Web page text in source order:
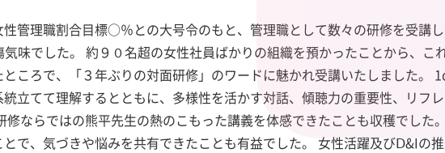
管理職割合目標○％との大号令のもと、管理職として数々の研修を受講
味でした。 約９０名超の女性社員ばかりの組織を預かったことから、こ
ころで、「３年ぶりの対面研修」のワードに魅かれ受講いたしました。
立てて理解するとともに、多様性を活かす対話、傾聴力の重要性、リフ
修ならではの熊平先生の熱のこもった講義を体感できたことも収穫でした
で、気づきや悩みを共有できたことも有益でした。 女性活躍及びⅮ&Iの